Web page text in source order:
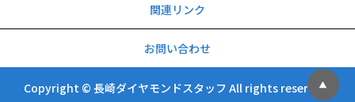
関連リンク
お問い合わせ
Copyright © 長崎ダイヤモンドスタッフ All rights reserved.